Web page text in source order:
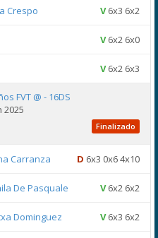
Crespo V6x3 6x2
V6x2 6x0
V6x2 6x3
FVT @ - 16DS
2025
Finalizado
Carranza D 6x3 0x6 4x10
De Pasquale V6x2 6x2
Dominguez V6x3 6x2